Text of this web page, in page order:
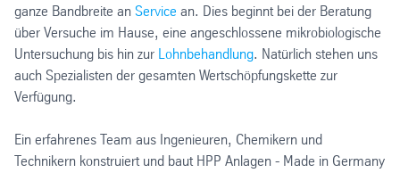
Klicken Sie hier, um mehr über HPP für Fruchtprodukte zu
erfahren!
Klicken Sie hier, um mehr über HPP für Milchprodukte zu
erfahren!
Klicken Sie hier, um mehr über HPP für Fertiggerichte zu
erfahren!
Glas
Tetra Pak
Aluminiumdosen (je nach Form)
ganze Bandbreite an Service an. Dies beginnt bei der Beratung
über Versuche im Hause, eine angeschlossene mikrobiologische
Untersuchung bis hin zur Lohnbehandlung. Natürlich stehen uns
auch Spezialisten der gesamten Wertschöpfungskette zur
Verfügung.
Ein erfahrenes Team aus Ingenieuren, Chemikern und
Technikern konstruiert und baut HPP Anlagen - Made in Germany